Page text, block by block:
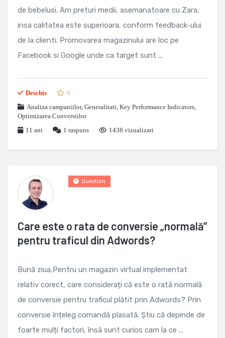
de bebelusi. Am preturi medii, asemanatoare cu Zara,
insa calitatea este superioara, conform feedback-ului
de la clienti. Promovarea magazinului are loc pe
Facebook si Google unde ca target sunt ...
Deschis
0
Analiza campaniilor, Generalitati, Key Performance Indicators,
Optimizarea Conversiilor
11 ani
1 raspuns 1438 vizualizari
Care este o rata de conversie „normală”
pentru traficul din Adwords?
Question
Bună ziua,Pentru un magazin virtual implementat
relativ corect, care considerați că este o rată normală
de conversie pentru traficul plătit prin Adwords? Prin
conversie înțeleg comandă plasată. Știu că depinde de
foarte mulți factori, însă sunt curios cam la ce ...